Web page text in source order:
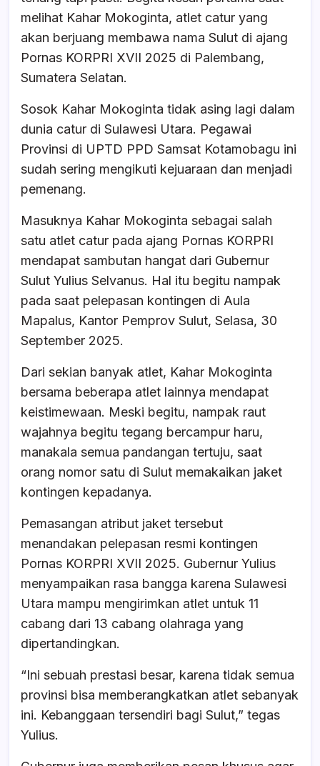
e
b
o
o
k
s
A
p
p
a
d
s
e
melihat Kahar Mokoginta, atlet catur yang
akan berjuang membawa nama Sulut di ajang
Pornas KORPRI XVII 2025 di Palembang,
Sumatera Selatan.
Sosok Kahar Mokoginta tidak asing lagi dalam
dunia catur di Sulawesi Utara. Pegawai
Provinsi di UPTD PPD Samsat Kotamobagu ini
sudah sering mengikuti kejuaraan dan menjadi
pemenang.
Masuknya Kahar Mokoginta sebagai salah
satu atlet catur pada ajang Pornas KORPRI
mendapat sambutan hangat dari Gubernur
Sulut Yulius Selvanus. Hal itu begitu nampak
pada saat pelepasan kontingen di Aula
Mapalus, Kantor Pemprov Sulut, Selasa, 30
September 2025.
Dari sekian banyak atlet, Kahar Mokoginta
bersama beberapa atlet lainnya mendapat
keistimewaan. Meski begitu, nampak raut
wajahnya begitu tegang bercampur haru,
manakala semua pandangan tertuju, saat
orang nomor satu di Sulut memakaikan jaket
kontingen kepadanya.
Pemasangan atribut jaket tersebut
menandakan pelepasan resmi kontingen
Pornas KORPRI XVII 2025. Gubernur Yulius
menyampaikan rasa bangga karena Sulawesi
Utara mampu mengirimkan atlet untuk 11
cabang dari 13 cabang olahraga yang
dipertandingkan.
‎“Ini sebuah prestasi besar, karena tidak semua
provinsi bisa memberangkatkan atlet sebanyak
ini. Kebanggaan tersendiri bagi Sulut,” tegas
Yulius.